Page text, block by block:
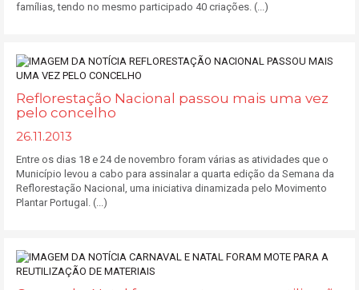
famílias, tendo no mesmo participado 40 criações. (...)
Reflorestação Nacional passou mais uma vez
pelo concelho
26.11.2013
Entre os dias 18 e 24 de novembro foram várias as atividades que o
Município levou a cabo para assinalar a quarta edição da Semana da
Reflorestação Nacional, uma iniciativa dinamizada pelo Movimento
Plantar Portugal. (...)